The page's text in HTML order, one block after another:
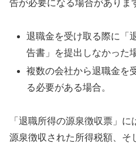
告が必要になる場合がありま
退職金を受け取る際に「
告書」を提出しなかった
複数の会社から退職金を
る必要がある場合。
「退職所得の源泉徴収票」
源泉徴収された所得税額、そ